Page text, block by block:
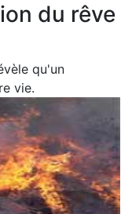
du rêve
qu'un
vie.